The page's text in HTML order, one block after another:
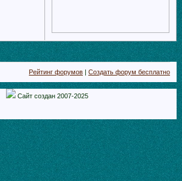
Рейтинг форумов |Создать форум бесплатно
Сайт создан 2007-2025